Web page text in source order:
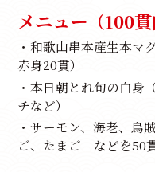
メニュー（100貫
・和歌山串本産生本マ
赤身20貫）
・本日朝とれ旬の白身
チなど）
・サーモン、海老、烏
ご、たまご などを50